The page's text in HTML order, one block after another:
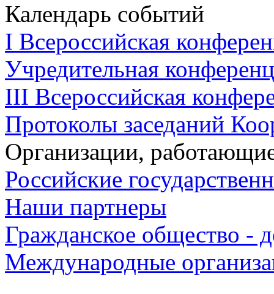
Календарь событий
I Всероссийская
Учредительная
III Всероссийская
Протоколы заседаний
Организации,
Российские
Наши партнеры
Гражданское общество -
Международные